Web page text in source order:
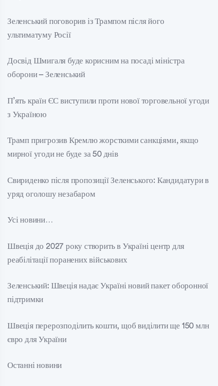
Зеленський поговорив із Трампом після його
ультиматуму Росії
Досвід Шмигаля буде корисним на посаді міністра
оборони – Зеленський
П’ять країн ЄС виступили проти нової торговельної угоди
з Україною
Трамп пригрозив Кремлю жорсткими санкціями, якщо
мирної угоди не буде за 50 днів
Свириденко після пропозиції Зеленського: Кандидатури в
уряд оголошу незабаром
Усі новини…
Швеція до 2027 року створить в Україні центр для
реабілітації поранених військових
Зеленський: Швеція надає Україні новий пакет оборонної
підтримки
Швеція перерозподілить кошти, щоб виділити ще 150 млн
євро для України
Останні новини